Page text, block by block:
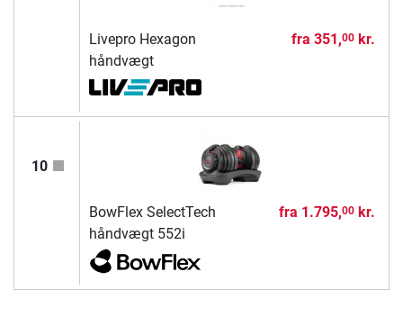
Livepro Hexagon
håndvægt
fra 351,00kr.
10
BowFlex SelectTech
håndvægt 552i
fra 1.795,00kr.